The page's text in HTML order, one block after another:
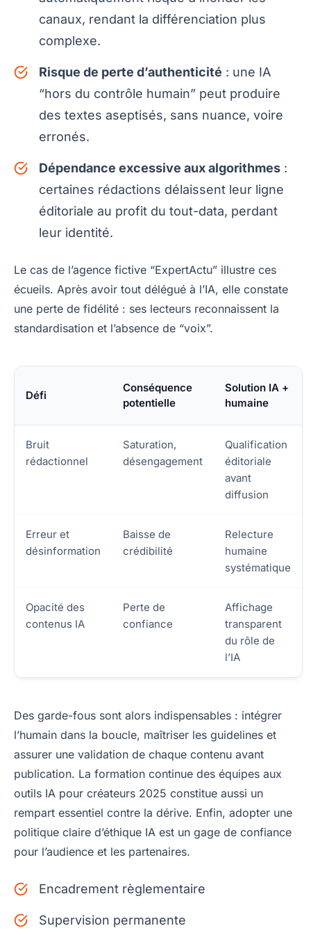
canaux, rendant la différenciation plus
complexe.
Risque de perte d’authenticité : une IA
“hors du contrôle humain” peut produire
des textes aseptisés, sans nuance, voire
erronés.
Dépendance excessive aux algorithmes :
certaines rédactions délaissent leur ligne
éditoriale au profit du tout-data, perdant
leur identité.
Le cas de l’agence fictive “ExpertActu” illustre ces
écueils. Après avoir tout délégué à l’IA, elle constate
une perte de fidélité : ses lecteurs reconnaissent la
standardisation et l’absence de “voix”.
Défi
Conséquence
potentielle
Solution IA +
humaine
Bruit
rédactionnel
Saturation,
désengagement
Qualification
éditoriale
avant
diffusion
Erreur et
désinformation
Baisse de
crédibilité
Relecture
humaine
systématique
Opacité des
contenus IA
Perte de
confiance
Affichage
transparent
du rôle de
l’IA
Des garde-fous sont alors indispensables : intégrer
l’humain dans la boucle, maîtriser les guidelines et
assurer une validation de chaque contenu avant
publication. La formation continue des équipes aux
outils IA pour créateurs 2025 constitue aussi un
rempart essentiel contre la dérive. Enfin, adopter une
politique claire d’éthique IA est un gage de confiance
pour l’audience et les partenaires.
Encadrement règlementaire
Supervision permanente